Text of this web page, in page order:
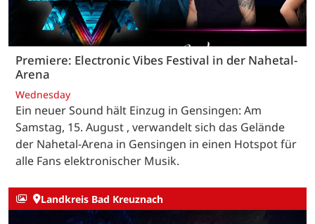
Premiere: Electronic Vibes Festival in der Nahetal-
Arena
Wednesday
Ein neuer Sound hält Einzug in Gensingen: Am
Samstag, 15. August , verwandelt sich das Gelände
der Nahetal-Arena in Gensingen in einen Hotspot für
alle Fans elektronischer Musik.
Landkreis Bad Kreuznach